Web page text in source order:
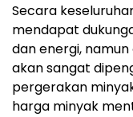
Secara
mendapat
dan energi,
akan sangat
pergerakan
harga minyak